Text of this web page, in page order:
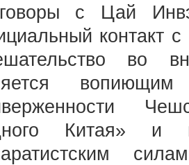
с Цай
контакт
во
вопиющим
Китая» и